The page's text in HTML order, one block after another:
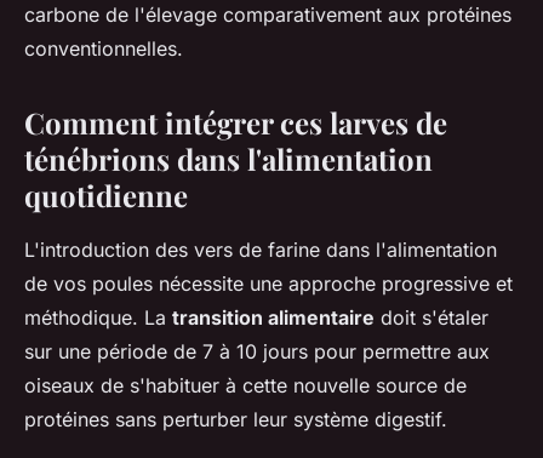
carbone de l'élevage comparativement aux protéines
conventionnelles.
Comment intégrer ces larves de
ténébrions dans l'alimentation
quotidienne
L'introduction des vers de farine dans l'alimentation
de vos poules nécessite une approche progressive et
méthodique. La transition alimentaire doit s'étaler
sur une période de 7 à 10 jours pour permettre aux
oiseaux de s'habituer à cette nouvelle source de
protéines sans perturber leur système digestif.